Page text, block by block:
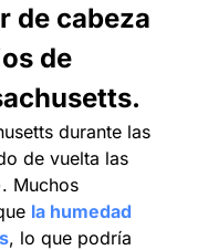
de cabeza
de
durante las
de vuelta las
Muchos
la humedad
, lo que podría